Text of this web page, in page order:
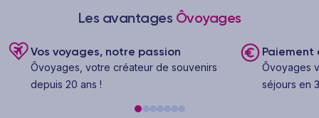
Les avantages Ôvoyages
Vos voyages, notre passion
Ôvoyages, votre créateur de souvenirs
depuis 20 ans !
Paiement
Ôvoyages
séjours en